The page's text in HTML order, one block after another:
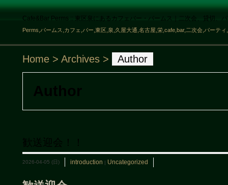
Cafe&Bar Perms :: 東区泉にあるカフェバー・パームス｜二次会、貸切、
Perms,パームス,カフェ,バー,東区,泉,久屋大通,名古屋,栄,cafe,bar,二次会,パーティ
Home> Archives > Author
Author
歓送迎会！！
2026-04-05 (日) introduction | Uncategorized